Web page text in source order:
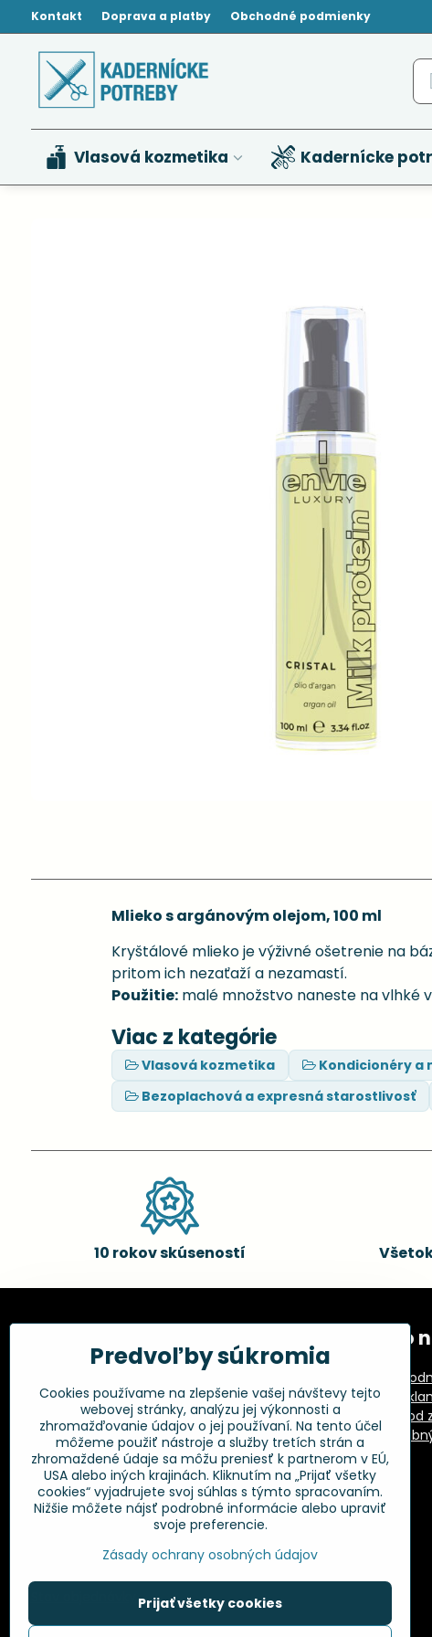
Kontakt Doprava a platby Obchodné podmienky
Vlasová kozmetika Kadernícke
Mlieko s argánovým olejom, 100 ml
Kryštálové mlieko je výživné ošetrenie na
pritom ich nezaťaží a nezamastí.
Použitie:malé množstvo naneste na vlhké
Viac z kategórie
Vlasová kozmetika Kondicionéry a
Bezoplachová a expresná starostlivosť
10 rokov skúseností
Kadernícke potreby, s.r.o.
Fakturačné údaje:
Kadernícke potreby, s.r.o.
Klincová 37
821 08 Bratislava
+421 948 014 333
info​@kadernickepotreby​.sk
Objednávky
Všetko o
Obchodné
Postup pri
Odstúpenie od
Ochrana
GPSR
Predvoľby súkromia
Cookies používame na zlepšenie vašej návštevy tejto
webovej stránky, analýzu jej výkonnosti a
zhromažďovanie údajov o jej používaní. Na tento účel
môžeme použiť nástroje a služby tretích strán a
zhromaždené údaje sa môžu preniesť k partnerom v EÚ,
USA alebo iných krajinách. Kliknutím na „Prijať všetky
cookies“ vyjadrujete svoj súhlas s týmto spracovaním.
Nižšie môžete nájsť podrobné informácie alebo upraviť
svoje preferencie.
Zásady ochrany osobných údajov
Prijať všetky cookies